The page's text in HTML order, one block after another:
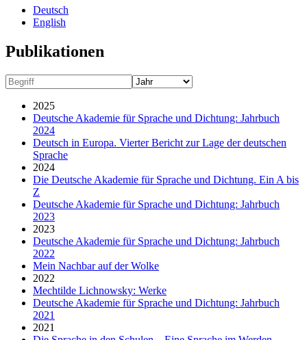
Deutsch
English
Publikationen
2025
Deutsche Akademie für Sprache und Dichtung: Jahrbuch
2024
Deutsch in Europa. Vierter Bericht zur Lage der deutschen
Sprache
2024
Die Deutsche Akademie für Sprache und Dichtung. Ein A bis
Z
Deutsche Akademie für Sprache und Dichtung: Jahrbuch
2023
2023
Deutsche Akademie für Sprache und Dichtung: Jahrbuch
2022
Mein Nachbar auf der Wolke
2022
Mechtilde Lichnowsky: Werke
Deutsche Akademie für Sprache und Dichtung: Jahrbuch
2021
2021